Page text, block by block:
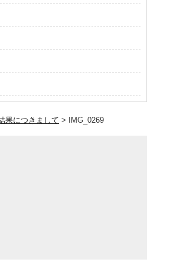
果につきまして > IMG_0269